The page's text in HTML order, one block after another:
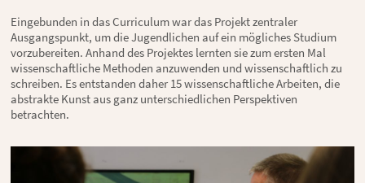
Eingebunden in das Curriculum war das Projekt zentraler
Ausgangspunkt, um die Jugendlichen auf ein mögliches Studium
vorzubereiten. Anhand des Projektes lernten sie zum ersten Mal
wissenschaftliche Methoden anzuwenden und wissenschaftlich zu
schreiben. Es entstanden daher 15 wissenschaftliche Arbeiten, die
abstrakte Kunst aus ganz unterschiedlichen Perspektiven
betrachten.